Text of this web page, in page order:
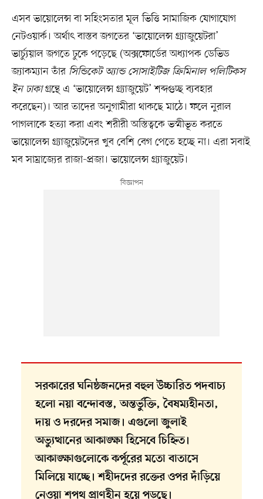
এসব ভায়োলেন্স বা সহিংসতার মূল ভিত্তি সামাজিক যোগাযোগ
নেটওয়ার্ক। অর্থাৎ বাস্তব জগতের ‘ভায়োলেন্স গ্র্যাজুয়েটরা’
ভার্চ্যুয়াল জগতে ঢুকে পড়েছে (অক্সফোর্ডের অধ্যাপক ডেভিড
জ্যাকম্যান তাঁর সিন্ডিকেট অ্যান্ড সোসাইটিজ ক্রিমিনাল পলিটিকস
ইন ঢাকাগ্রন্থে এ ‘ভায়োলেন্স গ্র্যাজুয়েট’ শব্দগুচ্ছ ব্যবহার
করেছেন)। আর তাদের অনুগামীরা থাকছে মাঠে। ফলে নুরাল
পাগলাকে হত্যা করা এবং শরীরী অস্তিত্বকে ভস্মীভূত করতে
ভায়োলেন্স গ্র্যাজুয়েটদের খুব বেশি বেগ পেতে হচ্ছে না। এরা সবাই
মব সাম্রাজ্যের রাজা-প্রজা। ভায়োলেন্স গ্র্যাজুয়েট।
সরকারের ঘনিষ্ঠজনদের বহুল উচ্চারিত পদবাচ্য
হলো নয়া বন্দোবস্ত, অন্তর্ভুক্তি, বৈষম্যহীনতা,
দায় ও দরদের সমাজ। এগুলো জুলাই
অভ্যুত্থানের আকাঙ্ক্ষা হিসেবে চিহ্নিত।
আকাঙ্ক্ষাগুলোকে কর্পূরের মতো বাতাসে
মিলিয়ে যাচ্ছে। শহীদদের রক্তের ওপর দাঁড়িয়ে
নেওয়া শপথ প্রাণহীন হয়ে পড়ছে।